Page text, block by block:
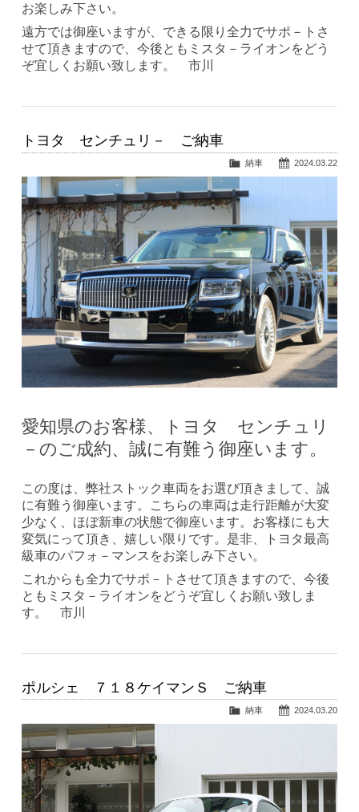
お楽しみ下さい。
遠方では御座いますが、できる限り全力でサポ－トさ
せて頂きますので、今後ともミスタ－ライオンをどう
ぞ宜しくお願い致します。 市川
トヨタ センチュリ－ ご納車
2024.03.22
納車
愛知県のお客様、トヨタ センチュリ
－のご成約、誠に有難う御座います。
この度は、弊社ストック車両をお選び頂きまして、誠
に有難う御座います。こちらの車両は走行距離が大変
少なく、ほぼ新車の状態で御座います。お客様にも大
変気にって頂き、嬉しい限りです。是非、トヨタ最高
級車のパフォ－マンスをお楽しみ下さい。
これからも全力でサポ－トさせて頂きますので、今後
ともミスタ－ライオンをどうぞ宜しくお願い致しま
す。 市川
ポルシェ ７１８ケイマンＳ ご納車
2024.03.20
納車